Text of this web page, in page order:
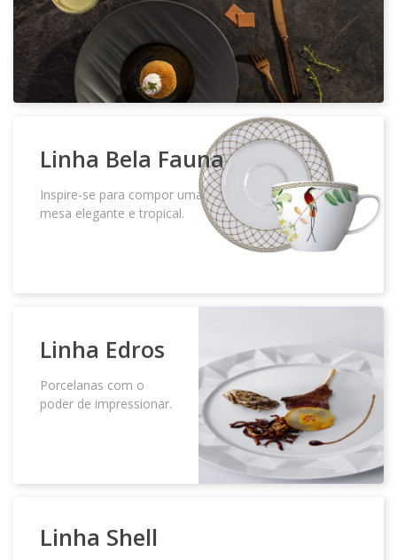
TERMOS DE USO – ENGLISH
TROCAS E DEVOLUÇÕES – ENGLISH
Linha Bela Fauna
Inspire-se para compor uma
mesa elegante e tropical.
Linha Edros
Porcelanas com o
poder de impressionar.
Linha Shell